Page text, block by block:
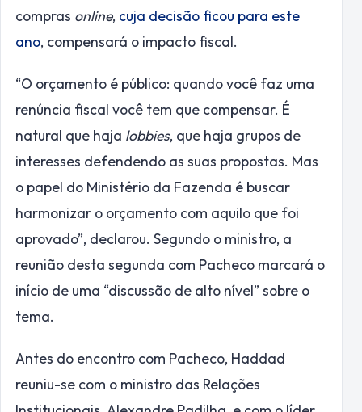
compras online, cuja decisão ficou para este
ano, compensará o impacto fiscal.
“O orçamento é público: quando você faz uma
renúncia fiscal você tem que compensar. É
natural que haja lobbies, que haja grupos de
interesses defendendo as suas propostas. Mas
o papel do Ministério da Fazenda é buscar
harmonizar o orçamento com aquilo que foi
aprovado”, declarou. Segundo o ministro, a
reunião desta segunda com Pacheco marcará o
início de uma “discussão de alto nível” sobre o
tema.
Antes do encontro com Pacheco, Haddad
reuniu-se com o ministro das Relações